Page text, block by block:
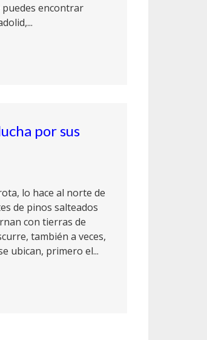
puedes encontrar
por sus
lo hace al norte de
de pinos salteados
con tierras de
también a veces,
ubican, primero el...